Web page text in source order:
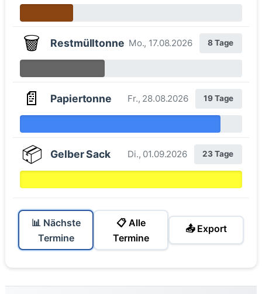
🗑️ Restmülltonne Mo., 17.08.2026 8 Tage
📄 Papiertonne Fr., 28.08.2026 19 Tage
📦 Gelber Sack Di., 01.09.2026 23 Tage
📊 Nächste
Termine
📋 Alle
Termine
📤 Export